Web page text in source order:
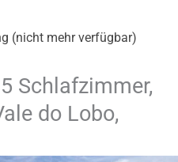
(nicht mehr verfügbar)
Schlafzimmer,
do Lobo,